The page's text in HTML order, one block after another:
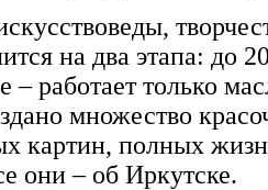
на два этапа: до
– работает только
множество
картин, полных
они – об Иркутске.